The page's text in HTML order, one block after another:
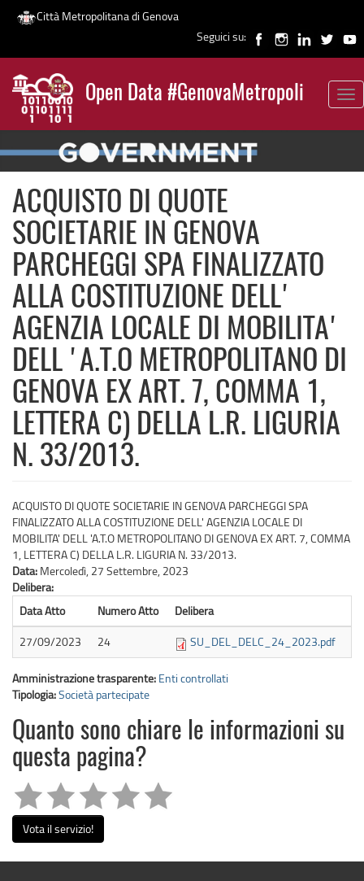
Salta
contenuto
principale
Città Metropolitana di Genova
Seguici su:
Open Data #GenovaMetropoli
News
ACQUISTO DI QUOTE
SOCIETARIE IN GENOVA
PARCHEGGI SPA FINALIZZATO
ALLA COSTITUZIONE DELL'
AGENZIA LOCALE DI MOBILITA'
DELL 'A.T.O METROPOLITANO DI
GENOVA EX ART. 7, COMMA 1,
LETTERA C) DELLA L.R. LIGURIA
N. 33/2013.
ACQUISTO DI QUOTE SOCIETARIE IN GENOVA PARCHEGGI SPA
FINALIZZATO ALLA COSTITUZIONE DELL' AGENZIA LOCALE DI
MOBILITA' DELL 'A.T.O METROPOLITANO DI GENOVA EX ART. 7, COMMA
1, LETTERA C) DELLA L.R. LIGURIA N. 33/2013.
Data: Mercoledì, 27 Settembre, 2023
Delibera:
Data Atto
Numero Atto
Delibera
27/09/2023
24 SU_DEL_DELC_24_2023.pdf
Amministrazione trasparente: Enti controllati
Tipologia:Società partecipate
Quanto sono chiare le informazioni su
questa pagina?
Vota il servizio!